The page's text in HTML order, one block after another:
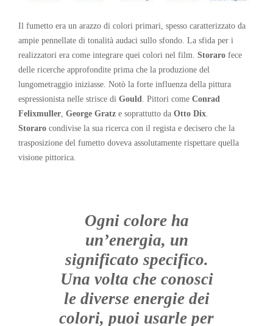
Il fumetto era un arazzo di colori primari, spesso caratterizzato da
ampie pennellate di tonalità audaci sullo sfondo. La sfida per i
realizzatori era come integrare quei colori nel film. Storaro fece
delle ricerche approfondite prima che la produzione del
lungometraggio iniziasse. Notò la forte influenza della pittura
espressionista nelle strisce di Gould. Pittori come Conrad
Felixmuller, George Gratz e soprattutto da Otto Dix.
Storaro condivise la sua ricerca con il regista e decisero che la
trasposizione del fumetto doveva assolutamente rispettare quella
visione pittorica.
Ogni colore ha
un’energia, un
significato specifico.
Una volta che conosci
le diverse energie dei
colori, puoi usarle per